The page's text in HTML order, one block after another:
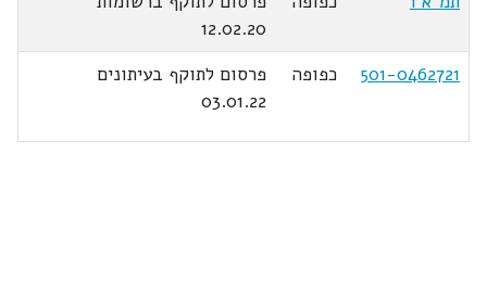
12.02.20
501-0462721
כפופה
פרסום לתוקף בעיתונים
03.01.22